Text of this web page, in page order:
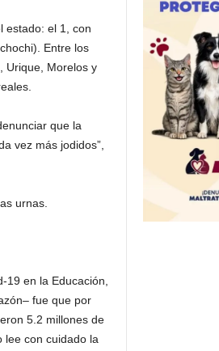
estado: el 1, con
Entre los
Urique, Morelos y
que la
vez más jodidos”,
urnas.
19 en la Educación,
fue que por
5.2 millones de
lee con cuidado la